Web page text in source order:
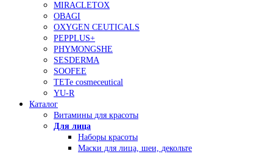
MIRACLETOX
OBAGI
OXYGEN CEUTICALS
PEPPLUS+
PHYMONGSHE
SESDERMA
SOOFEE
TETe cosmeceutical
YU-R
Каталог
Витамины для красоты
Для лица
Наборы красоты
Маски для лица, шеи, декольте